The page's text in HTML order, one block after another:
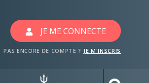
JE ME CONNECTE
PAS ENCORE DE COMPTE ? JE M'INSCRIS